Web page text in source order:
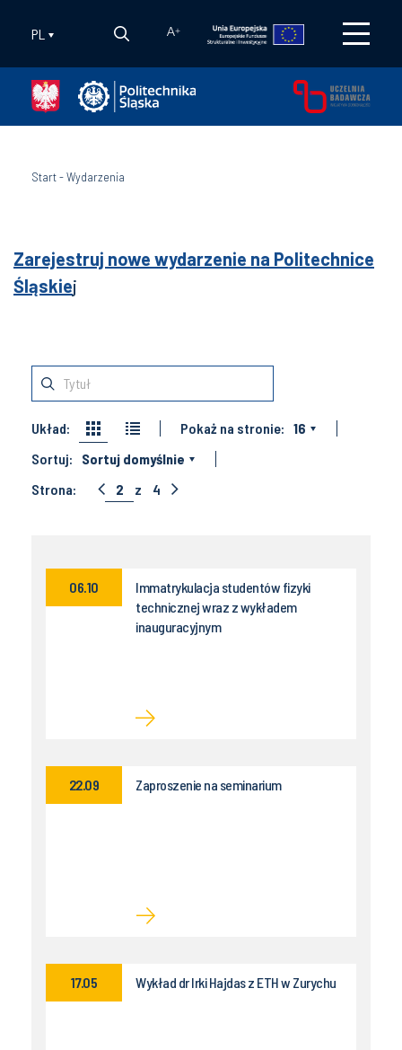
PL A+
Start-Wydarzenia
Zarejestruj nowe wydarzenie na Politechnice
Śląskiej
Układ: Pokaż na stronie: 16
Sortuj:
Sortuj domyślnie
Strona:
2 z 4
Immatrykulacja studentów fizyki
technicznej wraz z wykładem
inauguracyjnym
06.10
Zaproszenie na seminarium
22.09
Wykład dr Irki Hajdas z ETH w Zurychu
17.05